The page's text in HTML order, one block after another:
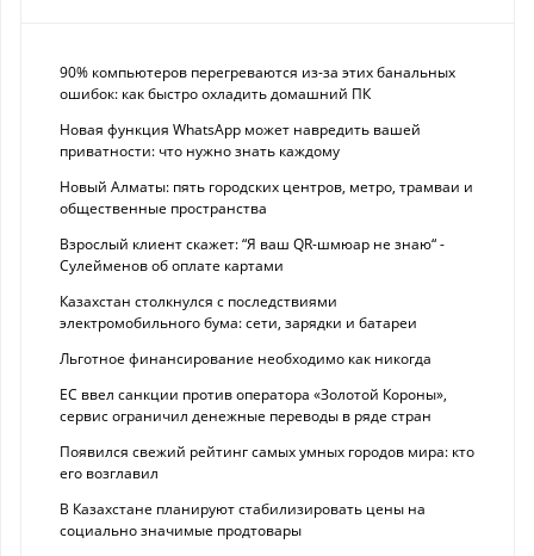
90% компьютеров перегреваются из-за этих банальных
ошибок: как быстро охладить домашний ПК
Новая функция WhatsApp может навредить вашей
приватности: что нужно знать каждому
Новый Алматы: пять городских центров, метро, трамваи и
общественные пространства
Взрослый клиент скажет: “Я ваш QR-шмюар не знаю“ -
Сулейменов об оплате картами
Казахстан столкнулся с последствиями
электромобильного бума: сети, зарядки и батареи
Льготное финансирование необходимо как никогда
ЕС ввел санкции против оператора «Золотой Короны»,
сервис ограничил денежные переводы в ряде стран
Появился свежий рейтинг самых умных городов мира: кто
его возглавил
В Казахстане планируют стабилизировать цены на
социально значимые продтовары